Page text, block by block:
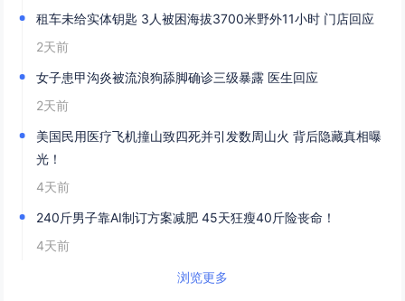
租车未给实体钥匙 3人被困海拔3700米野外11小时 门店回应
2天前
女子患甲沟炎被流浪狗舔脚确诊三级暴露 医生回应
2天前
美国民用医疗飞机撞山致四死并引发数周山火 背后隐藏真相曝
光！
4天前
240斤男子靠AI制订方案减肥 45天狂瘦40斤险丧命！
4天前
浏览更多